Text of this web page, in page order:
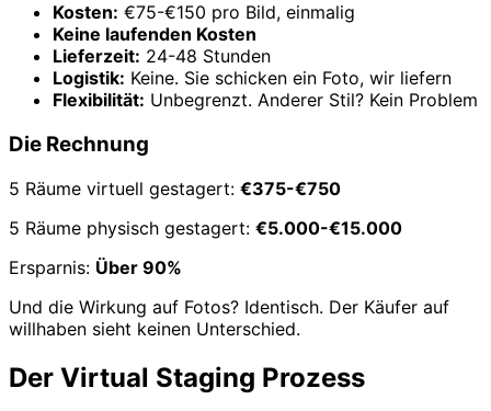
Kosten: €75-€150 pro Bild, einmalig
Keine laufenden Kosten
Lieferzeit: 24-48 Stunden
Logistik: Keine. Sie schicken ein Foto, wir liefern
Flexibilität: Unbegrenzt. Anderer Stil? Kein Problem
Die Rechnung
5 Räume virtuell gestagert: €375-€750
5 Räume physisch gestagert: €5.000-€15.000
Ersparnis: Über 90%
Und die Wirkung auf Fotos? Identisch. Der Käufer auf
willhaben sieht keinen Unterschied.
Der Virtual Staging Prozess